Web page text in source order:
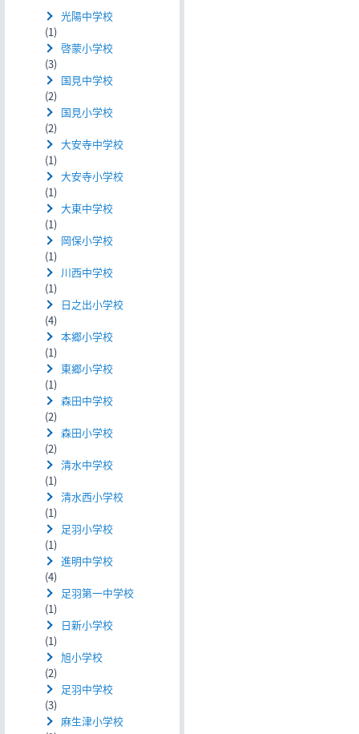
光陽中学校
(1)
啓蒙小学校
(3)
国見中学校
(2)
国見小学校
(2)
大安寺中学校
(1)
大安寺小学校
(1)
大東中学校
(1)
岡保小学校
(1)
川西中学校
(1)
日之出小学校
(4)
本郷小学校
(1)
東郷小学校
(1)
森田中学校
(2)
森田小学校
(2)
清水中学校
(1)
清水西小学校
(1)
足羽小学校
(1)
進明中学校
(4)
足羽第一中学校
(1)
日新小学校
(1)
旭小学校
(2)
足羽中学校
(3)
麻生津小学校